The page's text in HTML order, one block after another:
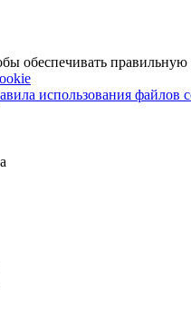
обеспечивать правильную
использования файлов